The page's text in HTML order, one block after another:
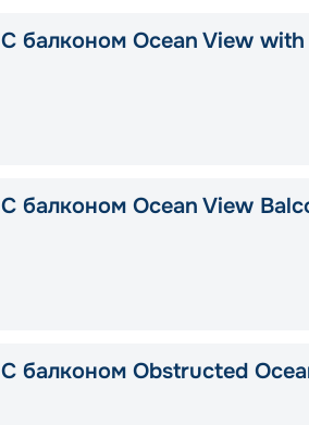
С балконом Ocean View
С балконом Ocean View
С балконом Obstructed